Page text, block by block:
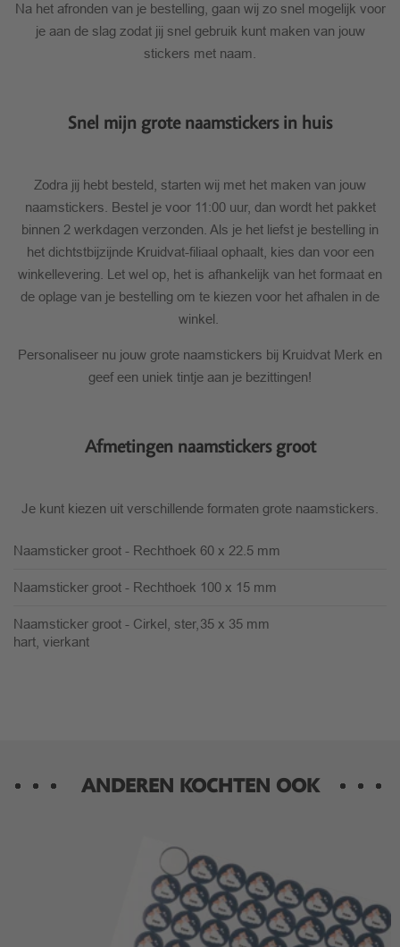
Na het afronden van je bestelling, gaan wij zo snel mogelijk voor
je aan de slag zodat jij snel gebruik kunt maken van jouw
stickers met naam.
Snel mijn grote naamstickers in huis
Zodra jij hebt besteld, starten wij met het maken van jouw
naamstickers. Bestel je voor 11:00 uur, dan wordt het pakket
binnen 2 werkdagen verzonden. Als je het liefst je bestelling in
het dichtstbijzijnde Kruidvat-filiaal ophaalt, kies dan voor een
winkellevering. Let wel op, het is afhankelijk van het formaat en
de oplage van je bestelling om te kiezen voor het afhalen in de
winkel.
Personaliseer nu jouw grote naamstickers bij Kruidvat Merk en
geef een uniek tintje aan je bezittingen!
Afmetingen naamstickers groot
Je kunt kiezen uit verschillende formaten grote naamstickers.
Naamsticker groot - Rechthoek 60 x 22.5 mm
Naamsticker groot - Rechthoek 100 x 15 mm
Naamsticker groot - Cirkel, ster,
hart, vierkant
35 x 35 mm
ANDEREN KOCHTEN OOK